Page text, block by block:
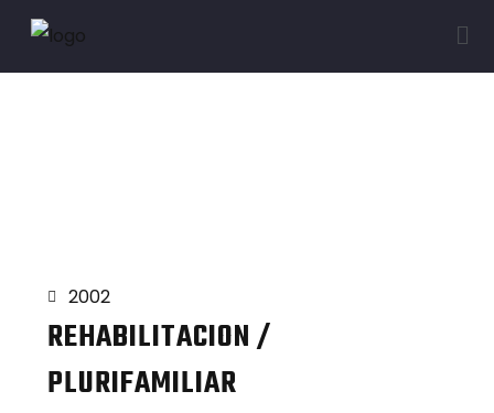
2002
REHABILITACION /
PLURIFAMILIAR